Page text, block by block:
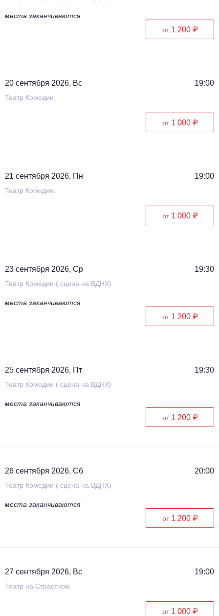
места заканчиваются
от 1 200 ₽
20 сентября 2026, Вс 19:00
Театр Комедии.
от 1 000 ₽
21 сентября 2026, Пн 19:00
Театр Комедии.
от 1 000 ₽
23 сентября 2026, Ср 19:30
Театр Комедии ( сцена на ВДНХ)
места заканчиваются
от 1 200 ₽
25 сентября 2026, Пт 19:30
Театр Комедии ( сцена на ВДНХ)
места заканчиваются
от 1 200 ₽
26 сентября 2026, Сб 20:00
Театр Комедии ( сцена на ВДНХ)
места заканчиваются
от 1 200 ₽
27 сентября 2026, Вс 19:00
Театр на Страстном
от 1 000 ₽